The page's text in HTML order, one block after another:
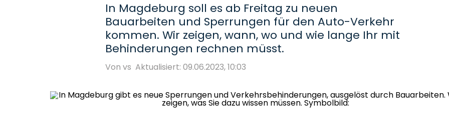
In Magdeburg soll es ab Freitag zu neuen
Bauarbeiten und Sperrungen für den Auto-Verkehr
kommen. Wir zeigen, wann, wo und wie lange Ihr mit
Behinderungen rechnen müsst.
Von vs Aktualisiert: 09.06.2023, 10:03